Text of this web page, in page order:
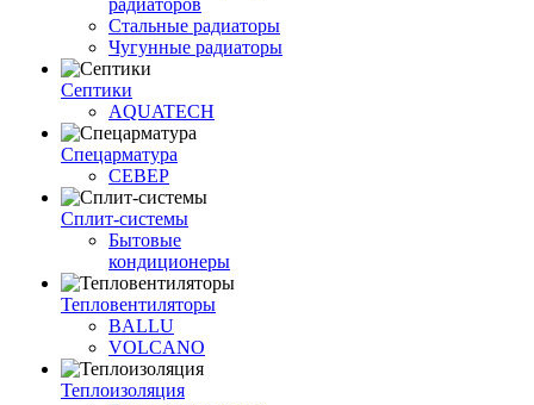
радиаторов
Стальные радиаторы
Чугунные радиаторы
Септики
AQUATECH
Спецарматура
СЕВЕР
Сплит-системы
Бытовые
кондиционеры
Тепловентиляторы
BALLU
VOLCANO
Теплоизоляция